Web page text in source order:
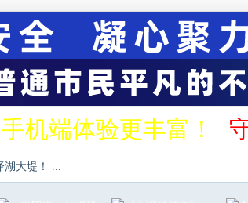
机端体验更丰富！
湖大堤！ ...